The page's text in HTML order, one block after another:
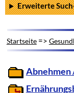
Erweiterte
Startseite=>
Abnehmen